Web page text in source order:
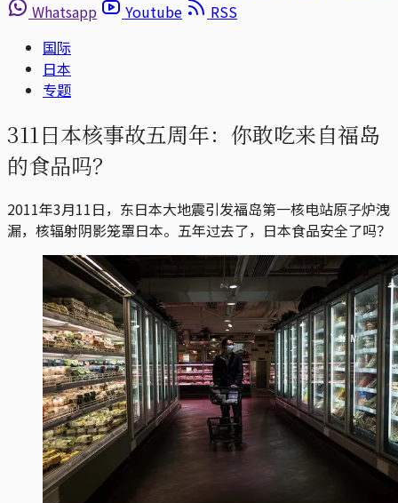
Whatsapp
Youtube
RSS
国际
日本
专题
311日本核事故五周年：你敢吃来自福岛
的食品吗？
2011年3月11日，东日本大地震引发福岛第一核电站原子炉洩
漏，核辐射阴影笼罩日本。五年过去了，日本食品安全了吗？